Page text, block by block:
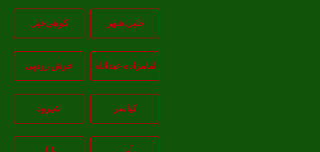
خلیل شهر کوهی‌خیل
امامزاده عبدالله خوش رودپی
کیاسر شیرود